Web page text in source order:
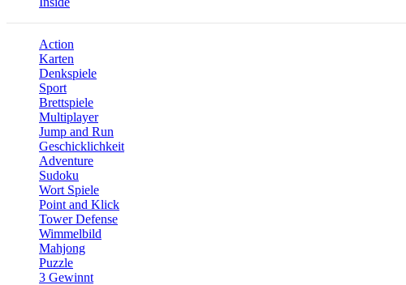
Action
Karten
Denkspiele
Sport
Brettspiele
Multiplayer
Jump and Run
Geschicklichkeit
Adventure
Sudoku
Wort Spiele
Point and Klick
Tower Defense
Wimmelbild
Mahjong
Puzzle
3 Gewinnt